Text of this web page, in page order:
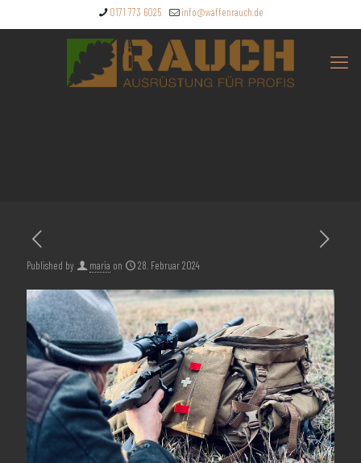
0171 773 6025 info@waffenrauch.de
Published by maria on 28. Februar 2024